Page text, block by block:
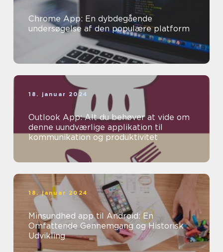
Chrome App: En dybdegående
undersøgelse af den populære platform
18. januar 2024
Outlook App: Alt du behøver at vide om
denne uundværlige applikation til
kommunikation og produktivitet
18. januar 2024
Minsundhed app til Android: En
Omfattende Gennemgang og Historisk
Udvikling